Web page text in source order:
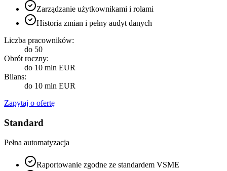
Zarządzanie użytkownikami i rolami
Historia zmian i pełny audyt danych
Liczba pracowników:
do 50
Obrót roczny:
do 10 mln EUR
Bilans:
do 10 mln EUR
Zapytaj o ofertę
Standard
Pełna automatyzacja
Raportowanie zgodne ze standardem VSME